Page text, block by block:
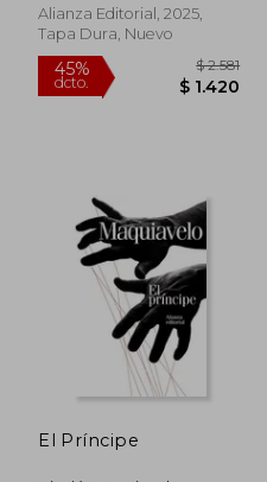
45% $ 1.980
Alianza Editorial, 2025,
Tapa Dura, Nuevo
El Príncipe